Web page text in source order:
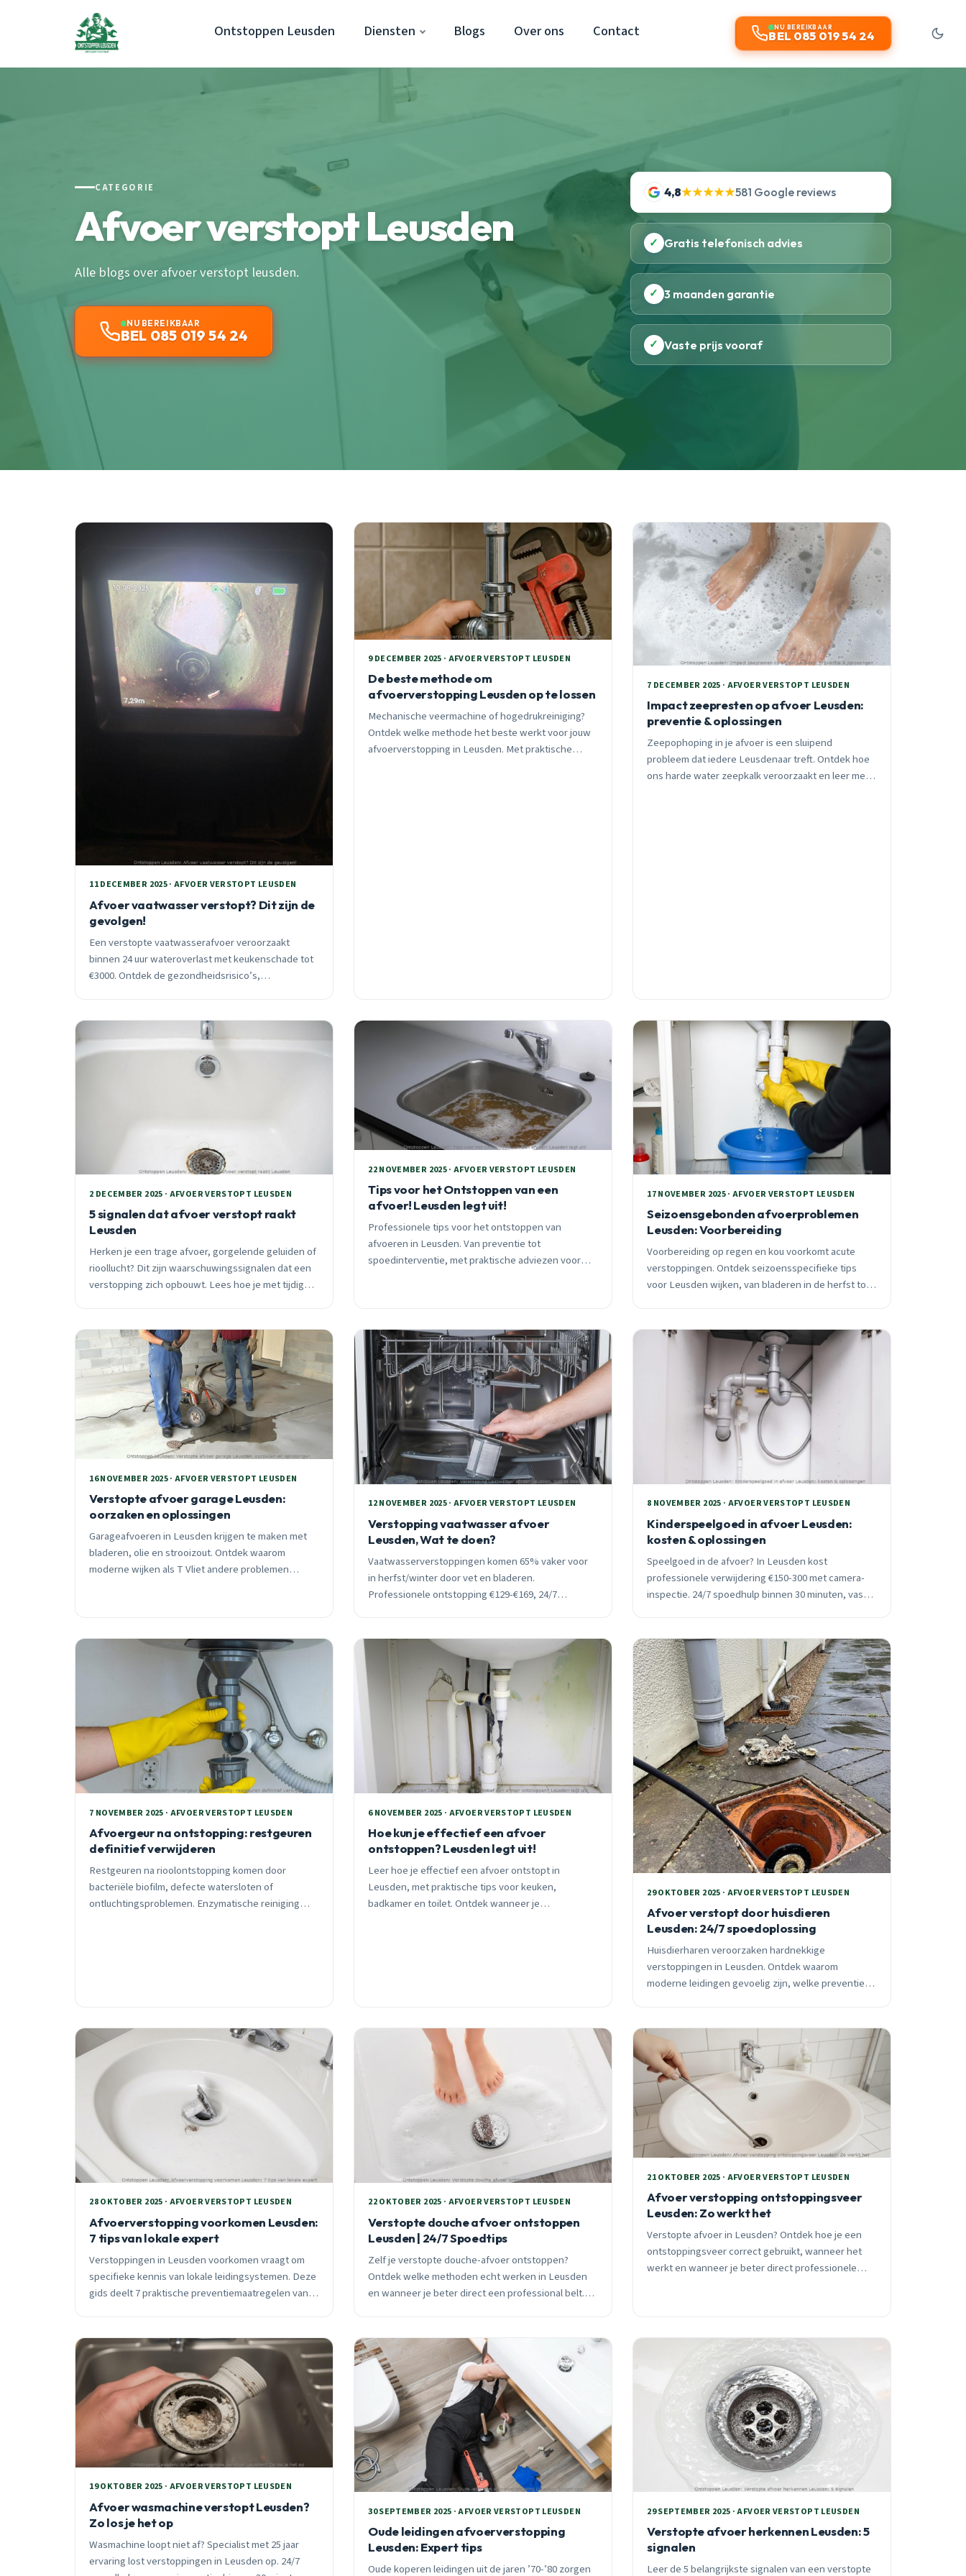
Ontstoppen Leusden Diensten Blogs Over ons Contact NU BEREIKBAAR
BEL 085 019 54 24
CATEGORIE
Afvoer verstopt Leusden
Alle blogs over afvoer verstopt leusden.
NU BEREIKBAAR
BEL 085 019 54 24
4,8★★★★★581 Google reviews
✓ Gratis telefonisch advies
✓ 3 maanden garantie
✓ Vaste prijs vooraf
11 DECEMBER 2025 · AFVOER VERSTOPT LEUSDEN
Afvoer vaatwasser verstopt? Dit zijn de
gevolgen!
Een verstopte vaatwasserafvoer veroorzaakt
binnen 24 uur wateroverlast met keukenschade tot
€3000. Ontdek de gezondheidsrisico’s,
9 DECEMBER 2025 · AFVOER VERSTOPT LEUSDEN
De beste methode om
afvoerverstopping Leusden op te lossen
Mechanische veermachine of hogedrukreiniging?
Ontdek welke methode het beste werkt voor jouw
afvoerverstopping in Leusden. Met praktische
7 DECEMBER 2025 · AFVOER VERSTOPT LEUSDEN
Impact zeepresten op afvoer Leusden:
preventie & oplossingen
Zeepophoping in je afvoer is een sluipend
probleem dat iedere Leusdenaar treft. Ontdek hoe
ons harde water zeepkalk veroorzaakt en leer met
2 DECEMBER 2025 · AFVOER VERSTOPT LEUSDEN
5 signalen dat afvoer verstopt raakt
Leusden
Herken je een trage afvoer, gorgelende geluiden of
rioollucht? Dit zijn waarschuwingssignalen dat een
verstopping zich opbouwt. Lees hoe je met tijdige
22 NOVEMBER 2025 · AFVOER VERSTOPT LEUSDEN
Tips voor het Ontstoppen van een
afvoer! Leusden legt uit!
Professionele tips voor het ontstoppen van
afvoeren in Leusden. Van preventie tot
spoedinterventie, met praktische adviezen voor
17 NOVEMBER 2025 · AFVOER VERSTOPT LEUSDEN
Seizoensgebonden afvoerproblemen
Leusden: Voorbereiding
Voorbereiding op regen en kou voorkomt acute
verstoppingen. Ontdek seizoensspecifieke tips
voor Leusden wijken, van bladeren in de herfst tot
16 NOVEMBER 2025 · AFVOER VERSTOPT LEUSDEN
Verstopte afvoer garage Leusden:
oorzaken en oplossingen
Garageafvoeren in Leusden krijgen te maken met
bladeren, olie en strooizout. Ontdek waarom
moderne wijken als T Vliet andere problemen
12 NOVEMBER 2025 · AFVOER VERSTOPT LEUSDEN
Verstopping vaatwasser afvoer
Leusden, Wat te doen?
Vaatwasserverstoppingen komen 65% vaker voor
in herfst/winter door vet en bladeren.
Professionele ontstopping €129-€169, 24/7
8 NOVEMBER 2025 · AFVOER VERSTOPT LEUSDEN
Kinderspeelgoed in afvoer Leusden:
kosten & oplossingen
Speelgoed in de afvoer? In Leusden kost
professionele verwijdering €150-300 met camera-
inspectie. 24/7 spoedhulp binnen 30 minuten, vast
7 NOVEMBER 2025 · AFVOER VERSTOPT LEUSDEN
Afvoergeur na ontstopping: restgeuren
definitief verwijderen
Restgeuren na rioolontstopping komen door
bacteriële biofilm, defecte watersloten of
ontluchtingsproblemen. Enzymatische reiniging
6 NOVEMBER 2025 · AFVOER VERSTOPT LEUSDEN
Hoe kun je effectief een afvoer
ontstoppen? Leusden legt uit!
Leer hoe je effectief een afvoer ontstopt in
Leusden, met praktische tips voor keuken,
badkamer en toilet. Ontdek wanneer je
29 OKTOBER 2025 · AFVOER VERSTOPT LEUSDEN
Afvoer verstopt door huisdieren
Leusden: 24/7 spoedoplossing
Huisdierharen veroorzaken hardnekkige
verstoppingen in Leusden. Ontdek waarom
moderne leidingen gevoelig zijn, welke preventie
28 OKTOBER 2025 · AFVOER VERSTOPT LEUSDEN
Afvoerverstopping voorkomen Leusden:
7 tips van lokale expert
Verstoppingen in Leusden voorkomen vraagt om
specifieke kennis van lokale leidingsystemen. Deze
gids deelt 7 praktische preventiemaatregelen van
22 OKTOBER 2025 · AFVOER VERSTOPT LEUSDEN
Verstopte douche afvoer ontstoppen
Leusden | 24/7 Spoedtips
Zelf je verstopte douche-afvoer ontstoppen?
Ontdek welke methoden echt werken in Leusden
en wanneer je beter direct een professional belt.
21 OKTOBER 2025 · AFVOER VERSTOPT LEUSDEN
Afvoer verstopping ontstoppingsveer
Leusden: Zo werkt het
Verstopte afvoer in Leusden? Ontdek hoe je een
ontstoppingsveer correct gebruikt, wanneer het
werkt en wanneer je beter direct professionele
19 OKTOBER 2025 · AFVOER VERSTOPT LEUSDEN
Afvoer wasmachine verstopt Leusden?
Zo los je het op
Wasmachine loopt niet af? Specialist met 25 jaar
ervaring lost verstoppingen in Leusden op. 24/7
30 SEPTEMBER 2025 · AFVOER VERSTOPT LEUSDEN
Oude leidingen afvoerverstopping
Leusden: Expert tips
Oude koperen leidingen uit de jaren ’70-’80 zorgen
29 SEPTEMBER 2025 · AFVOER VERSTOPT LEUSDEN
Verstopte afvoer herkennen Leusden: 5
signalen
Leer de 5 belangrijkste signalen van een verstopte